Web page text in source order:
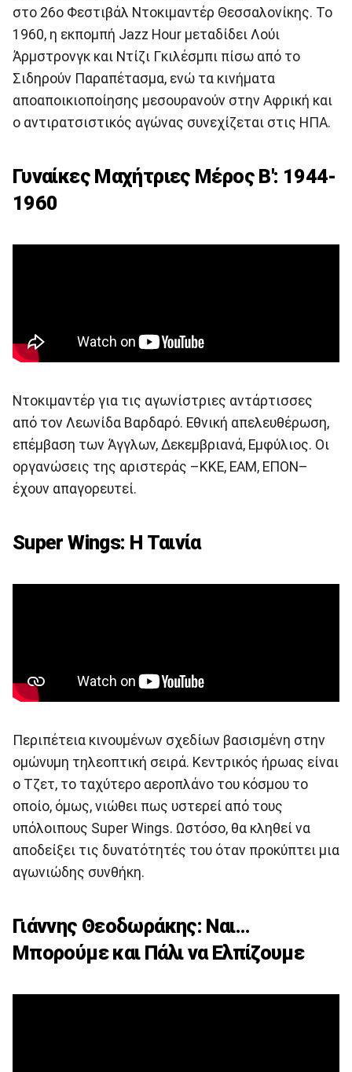
στο 26ο Φεστιβάλ Ντοκιμαντέρ Θεσσαλονίκης. Το
1960, η εκπομπή Jazz Hour μεταδίδει Λούι
Άρμστρονγκ και Ντίζι Γκιλέσμπι πίσω από το
Σιδηρούν Παραπέτασμα, ενώ τα κινήματα
αποαποικιοποίησης μεσουρανούν στην Αφρική και
ο αντιρατσιστικός αγώνας συνεχίζεται στις ΗΠΑ.
Γυναίκες Μαχήτριες Μέρος Β': 1944-
1960
Ντοκιμαντέρ για τις αγωνίστριες αντάρτισσες
από τον Λεωνίδα Βαρδαρό. Εθνική απελευθέρωση,
επέμβαση των Άγγλων, Δεκεμβριανά, Εμφύλιος. Οι
οργανώσεις της αριστεράς –ΚΚΕ, ΕΑΜ, ΕΠΟΝ–
έχουν απαγορευτεί.
Super Wings: Η Ταινία
Περιπέτεια κινουμένων σχεδίων βασισμένη στην
ομώνυμη τηλεοπτική σειρά. Κεντρικός ήρωας είναι
ο Τζετ, το ταχύτερο αεροπλάνο του κόσμου το
οποίο, όμως, νιώθει πως υστερεί από τους
υπόλοιπους Super Wings. Ωστόσο, θα κληθεί να
αποδείξει τις δυνατότητές του όταν προκύπτει μια
αγωνιώδης συνθήκη.
Γιάννης Θεοδωράκης: Ναι...
Μπορούμε και Πάλι να Ελπίζουμε